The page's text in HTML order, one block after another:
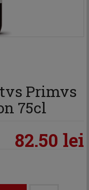
Primvs
75cl
82.50 lei